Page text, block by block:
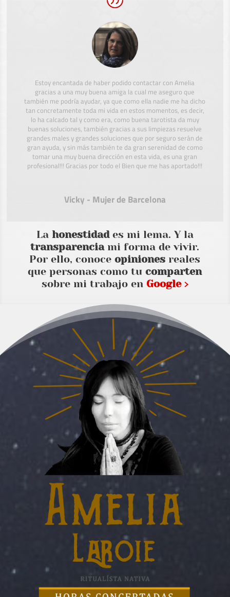
Estoy encantada de haber podido contactar con Amelia
gracias a una muy buena amiga la cual me aseguro que
también me podría ayudar, ya que como ella nadie me ha dicho
tan concretamente toda mi vida en estos momentos, es decir,
lo ha calcado tal y como era, como buena tarotista da muy
buenas soluciones, también gracias a sus limpiezas resuelve
grandes males y grandes soluciones que por seguro serán de
gran ayuda, y sin más también te da gran serenidad de como
tomar una muy buena dirección en esta vida, es una gran
profesional!!! Gracias por todo el Bien que me has aportado!!!
Vicky - Mujer de Barcelona
La honestidades mi lema. Y la
transparenciami forma de vivir.
Por ello, conoceopiniones reales
que personas como tucomparten
sobre mi trabajo en Google ›